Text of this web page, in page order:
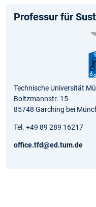
Professur für
Technische Universität
Boltzmannstr. 15
85748 Garching bei
Tel. +49 89 289 16217
office.tfd@ed.tum.de